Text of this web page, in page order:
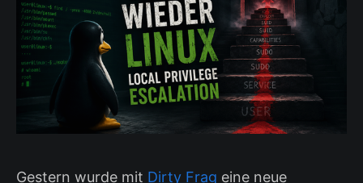
Gestern wurde mit Dirty Frag eine neue